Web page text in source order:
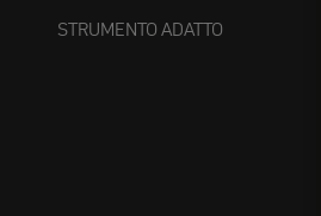
STRUMENTO ADATTO